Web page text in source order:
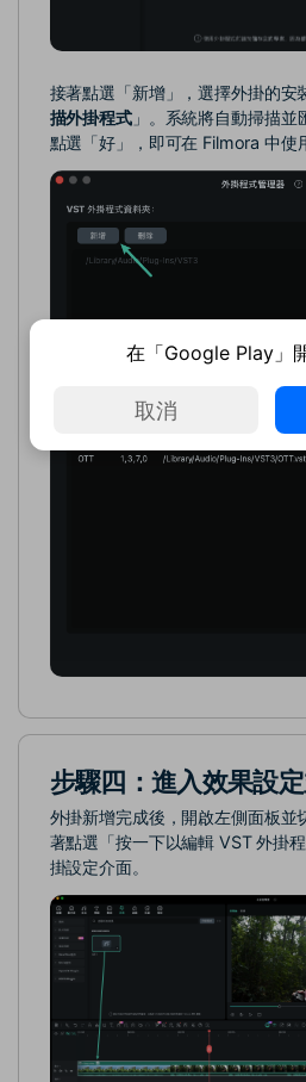
接著點選「新增」，選擇外掛的安
描外掛程式」。系統將自動掃描並
點選「好」，即可在 Filmora 中使
步驟四：進入效果設
外掛新增完成後，開啟左側面板並
著點選「按一下以編輯 VST 外掛
掛設定介面。
在「Google Play」
取消